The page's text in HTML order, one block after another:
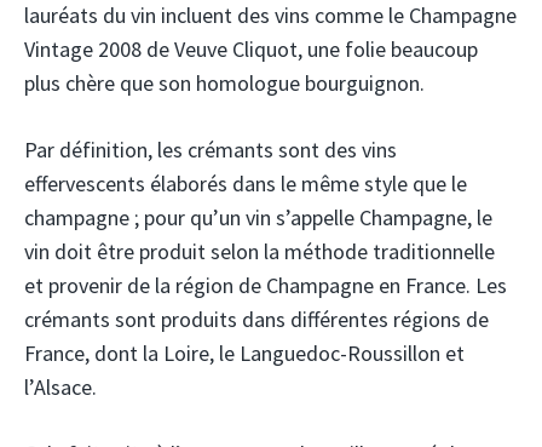
lauréats du vin incluent des vins comme le Champagne
Vintage 2008 de Veuve Cliquot, une folie beaucoup
plus chère que son homologue bourguignon.
Par définition, les crémants sont des vins
effervescents élaborés dans le même style que le
champagne ; pour qu’un vin s’appelle Champagne, le
vin doit être produit selon la méthode traditionnelle
et provenir de la région de Champagne en France. Les
crémants sont produits dans différentes régions de
France, dont la Loire, le Languedoc-Roussillon et
l’Alsace.